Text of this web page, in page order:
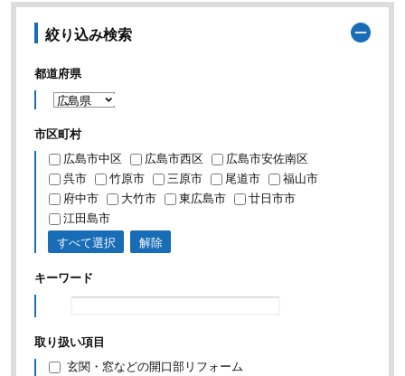
絞り込み検索
都道府県
市区町村
広島市中区
広島市西区
広島市安佐南区
呉市
竹原市 三原市 尾道市
福山市
府中市
大竹市 東広島市
廿日市市
江田島市
すべて選択
解除
キーワード
取り扱い項目
玄関・窓などの開口部リフォーム